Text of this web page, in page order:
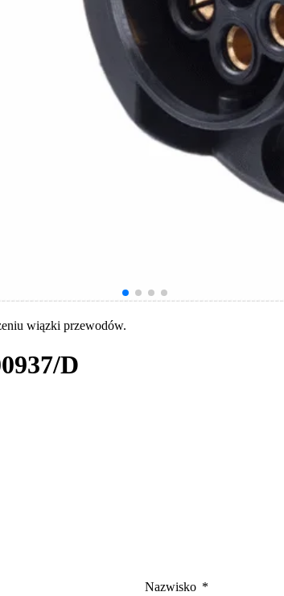
wiązki przewodów.
D
Nazwisko
stron internetowych zrozumieć, w jaki sposób
w celu śledzenia użytkowników na stronach internetowych.
użytkowników i tym samym bardziej cenne dla wydawców